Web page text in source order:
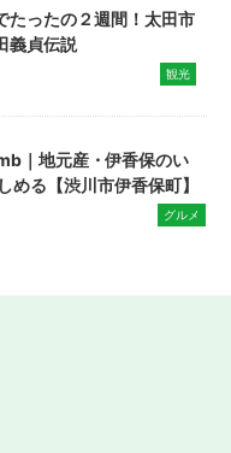
たったの２週間！太田市
義貞伝説
観光
｜地元産・伊香保のい
める【渋川市伊香保町】
グルメ